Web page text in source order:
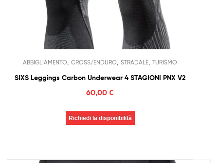
ABBIGLIAMENTO CROSS/ENDURO STRADALE TURISMO
SIXS Leggings Carbon Underwear 4 STAGIONI PNX V2
60,00 €
Richiedi la disponibilità